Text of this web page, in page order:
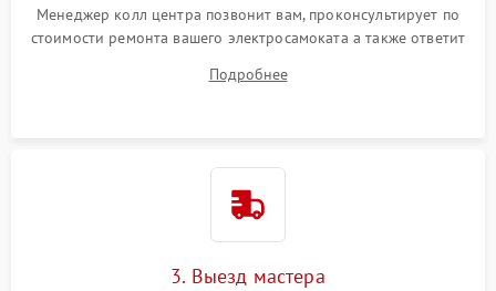
Менеджер колл центра позвонит вам, проконсультирует по
стоимости ремонта вашего электросамоката а также ответит
Подробнее
3. Выезд мастера